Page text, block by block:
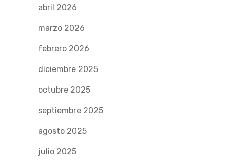
abril 2026
marzo 2026
febrero 2026
diciembre 2025
octubre 2025
septiembre 2025
agosto 2025
julio 2025